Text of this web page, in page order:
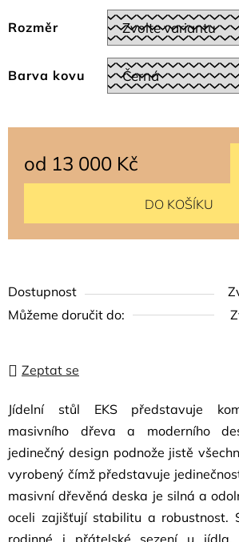
Jídelní stůl EKS představuje
masivního dřeva a moderního
jedinečný design podnože jistě
vyrobený čímž představuje
masivní dřevěná deska je silná a
oceli zajišťují stabilitu a robustnost.
rodinné i přátelské sezení u
Rozměr
Barva kovu
Dostupnost
Můžeme doručit do:
od 13 000 Kč
DO KOŠÍKU
Zeptat se